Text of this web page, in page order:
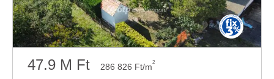
47.9 M Ft 286 826 Ft/m2